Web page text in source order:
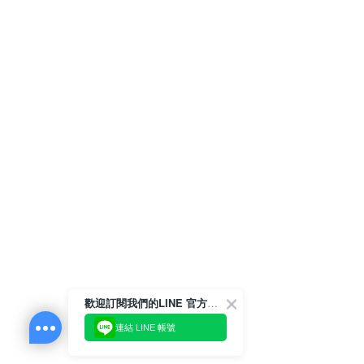
歡迎訂閱我們的LINE 官方帳號
連結 LINE 帳號